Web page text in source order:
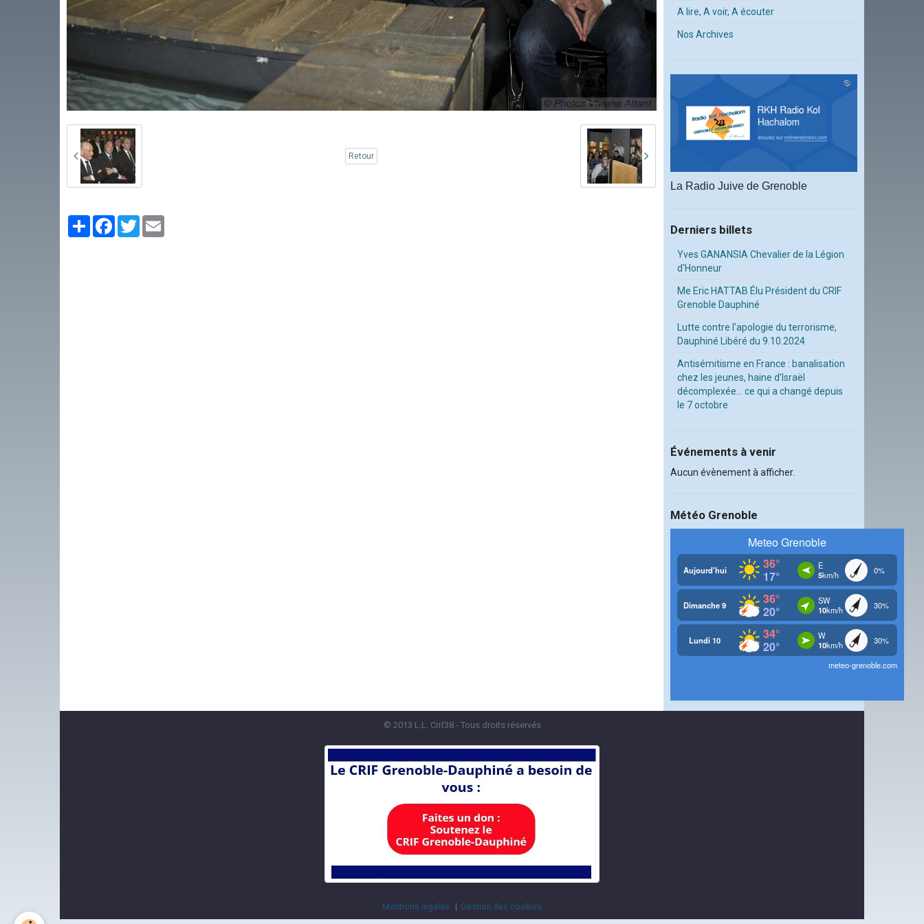
Retour
PartagerFacebook
Twitter
A lire, A voir, A écouter
Nos Archives
La Radio Juive de Grenoble
Derniers billets
Yves GANANSIA Chevalier de la Légion
d'Honneur
Me Eric HATTAB Élu Président du CRIF
Grenoble Dauphiné
Lutte contre l'apologie du terrorisme,
Dauphiné Libéré du 9.10.2024
Antisémitisme en France : banalisation
chez les jeunes, haine d’Israël
décomplexée… ce qui a changé depuis
le 7 octobre
Événements à venir
Aucun évènement à afficher.
Météo Grenoble
© 2013 L.L. Crif38 - Tous droits réservés
Mentions légales Gestion des cookies